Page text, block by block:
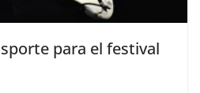
para el festival